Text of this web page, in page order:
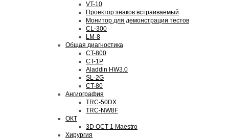
VT-10
Проектор знаков встраиваемый
Монитор для демонстрации тестов
CL-300
LM-8
Общая диагностика
CT-800
CT-1P
Aladdin HW3.0
SL-2G
CT-80
Ангиография
TRC-50DX
TRC-NW8F
ОКТ
3D OCT-1 Maestro
Хирургия